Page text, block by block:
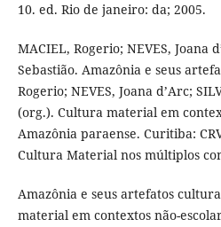
10. ed. Rio de janeiro: da; 2005.
MACIEL, Rogerio; NEVES, Joana
Sebastião. Amazônia e seus
Rogerio; NEVES, Joana d’Arc;
(org.). Cultura material em
Amazônia paraense. Curitiba:
Cultura Material nos múltiplos
Amazônia e seus artefatos
material em contextos não-